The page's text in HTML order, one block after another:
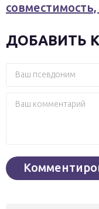
ДОБАВИТЬ